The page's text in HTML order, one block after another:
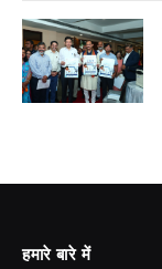
हमारे बारे में